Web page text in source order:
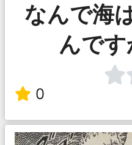
なんで海
んです
0